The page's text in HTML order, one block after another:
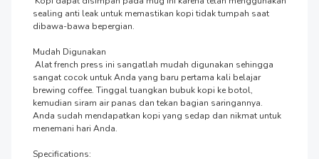
sealing anti leak untuk memastikan kopi tidak tumpah saat
dibawa-bawa bepergian.
Mudah Digunakan
sangat cocok untuk Anda yang baru pertama kali belajar
brewing coffee. Tinggal tuangkan bubuk kopi ke botol,
kemudian siram air panas dan tekan bagian saringannya.
Anda sudah mendapatkan kopi yang sedap dan nikmat untuk
menemani hari Anda.
Specifications: